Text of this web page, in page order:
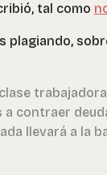
tal como
plagiando,
contraer
llevará a la